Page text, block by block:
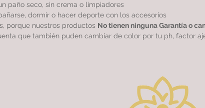
paño seco, sin crema o limpiadores
dormir o hacer deporte con los accesorios
porque nuestros productos No tienen ninguna Garantía o
que también puden cambiar de color por tu ph, factor